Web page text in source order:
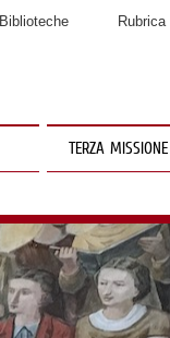
Biblioteche Rubrica
TERZA MISSIONE